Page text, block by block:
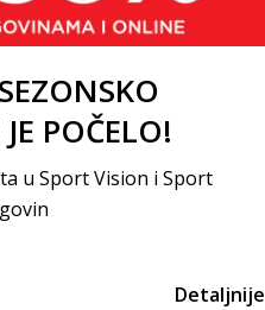
POČELO!
u Sport Vision i Sport
Detaljnije